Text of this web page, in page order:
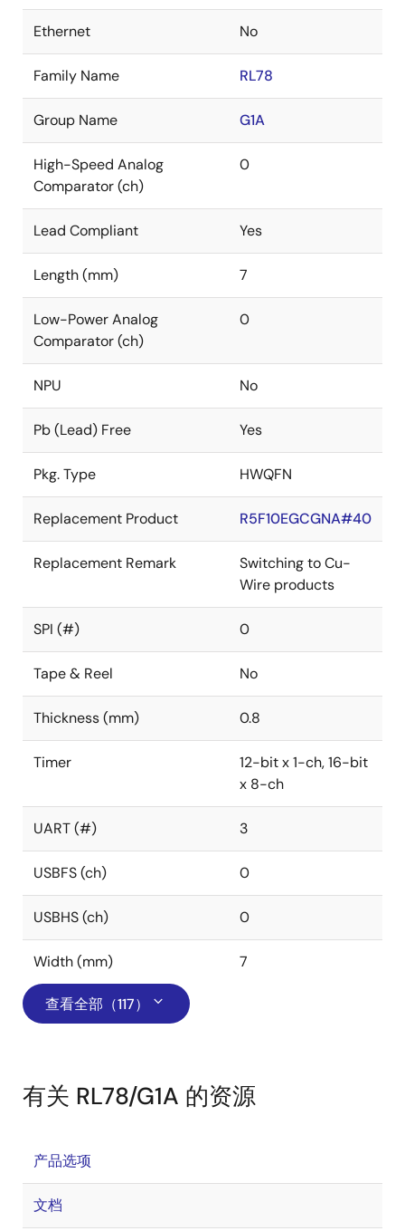
Ethernet No
Family Name RL78
Group Name G1A
High-Speed Analog
Comparator (ch)
0
Lead Compliant Yes
Length (mm) 7
Low-Power Analog
Comparator (ch)
0
NPU No
Pb (Lead) Free Yes
Pkg. Type HWQFN
Replacement Product R5F10EGCGNA#40
Replacement Remark
Switching to Cu-
Wire products
SPI (#) 0
Tape & Reel No
Thickness (mm) 0.8
Timer
12-bit x 1-ch, 16-bit
x 8-ch
UART (#) 3
USBFS (ch) 0
USBHS (ch) 0
Width (mm) 7
查看全部（117）
有关 RL78/G1A 的资源
产品选项
文档